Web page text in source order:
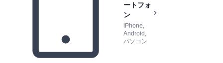
ートフォ
ン
iPhone,
Android,
パソコン